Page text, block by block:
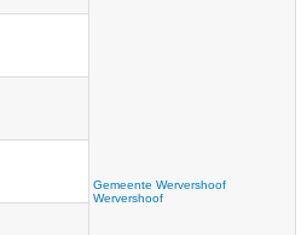
Gemeente Wervershoof
Wervershoof